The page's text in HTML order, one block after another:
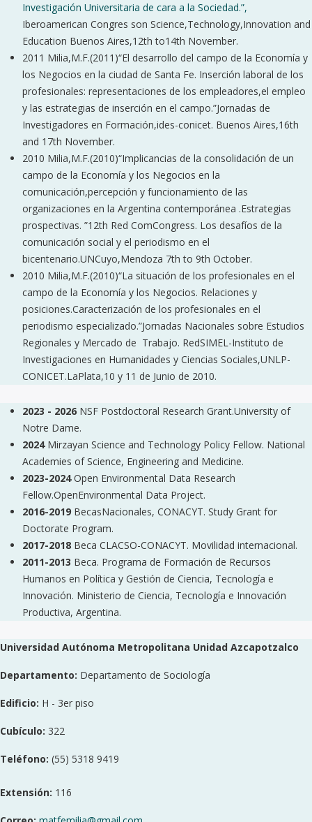
Investigación Universitaria de cara a la Sociedad.”,
Iberoamerican Congres son Science,Technology,Innovation and
Education Buenos Aires,12th to14th November.
2011 Milia,M.F.(2011)“El desarrollo del campo de la Economía y
los Negocios en la ciudad de Santa Fe. Inserción laboral de los
profesionales: representaciones de los empleadores,el empleo
y las estrategias de inserción en el campo.”Jornadas de
Investigadores en Formación,ides-conicet. Buenos Aires,16th
and 17th November.
2010 Milia,M.F.(2010)“Implicancias de la consolidación de un
campo de la Economía y los Negocios en la
comunicación,percepción y funcionamiento de las
organizaciones en la Argentina contemporánea .Estrategias
prospectivas. ”12th Red ComCongress. Los desafíos de la
comunicación social y el periodismo en el
bicentenario.UNCuyo,Mendoza 7th to 9th October.
2010 Milia,M.F.(2010)“La situación de los profesionales en el
campo de la Economía y los Negocios. Relaciones y
posiciones.Caracterización de los profesionales en el
periodismo especializado.”Jornadas Nacionales sobre Estudios
Regionales y Mercado de Trabajo. RedSIMEL-Instituto de
Investigaciones en Humanidades y Ciencias Sociales,UNLP-
CONICET.LaPlata,10 y 11 de Junio de 2010.
2023 - 2026 NSF Postdoctoral Research Grant.University of
Notre Dame.
2024Mirzayan Science and Technology Policy Fellow. National
Academies of Science, Engineering and Medicine.
2023-2024Open Environmental Data Research
Fellow.OpenEnvironmental Data Project.
2016-2019 BecasNacionales, CONACYT. Study Grant for
Doctorate Program.
2017-2018 Beca CLACSO-CONACYT. Movilidad internacional.
2011-2013 Beca. Programa de Formación de Recursos
Humanos en Política y Gestión de Ciencia, Tecnología e
Innovación. Ministerio de Ciencia, Tecnología e Innovación
Productiva, Argentina.
Universidad Autónoma Metropolitana Unidad Azcapotzalco
Departamento: Departamento de Sociología
Edificio: H - 3er piso
Cubículo: 322
Teléfono: (55) 5318 9419
Extensión: 116